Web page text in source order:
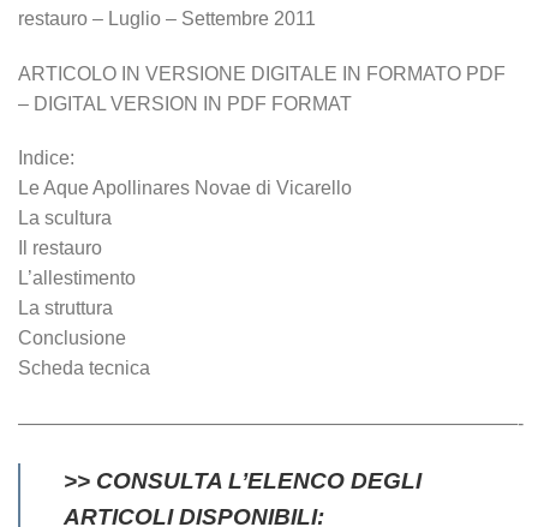
restauro – Luglio – Settembre 2011
ARTICOLO IN VERSIONE DIGITALE IN FORMATO PDF
– DIGITAL VERSION IN PDF FORMAT
Indice:
Le Aque Apollinares Novae di Vicarello
La scultura
Il restauro
L’allestimento
La struttura
Conclusione
Scheda tecnica
——————————————————————————-
>> CONSULTA L’ELENCO DEGLI
ARTICOLI DISPONIBILI: